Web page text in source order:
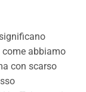
come abbiamo
con scarso